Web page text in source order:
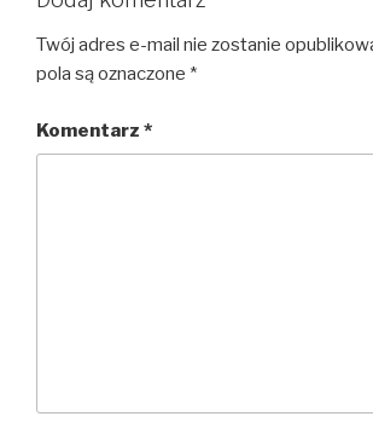
Twój adres e-mail nie zostanie
pola są oznaczone *
Komentarz *